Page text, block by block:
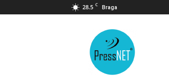
28.5 C Braga